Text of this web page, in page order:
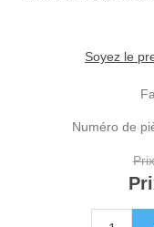
Soyez le
Numéro de